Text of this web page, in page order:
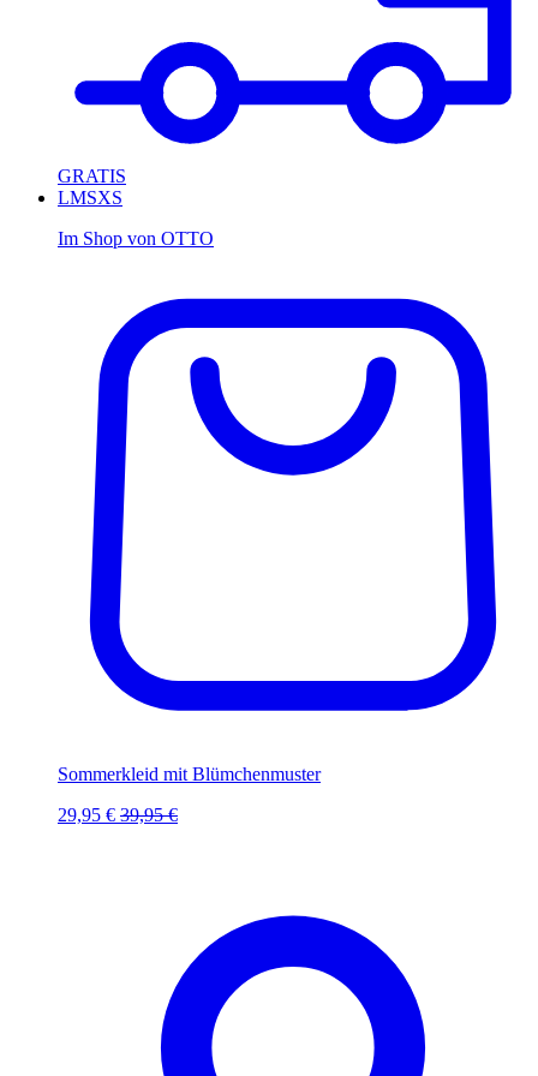
GRATIS
LMSXS
Im Shop von OTTO
Sommerkleid mit Blümchenmuster
29,95 € 39,95 €